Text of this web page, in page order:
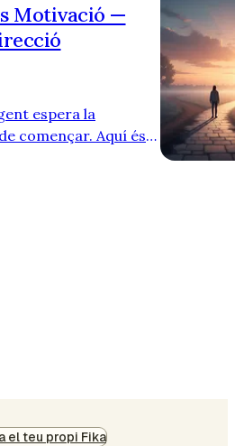
Motivació —
espera la
començar. Aquí és
el teu propi Fika